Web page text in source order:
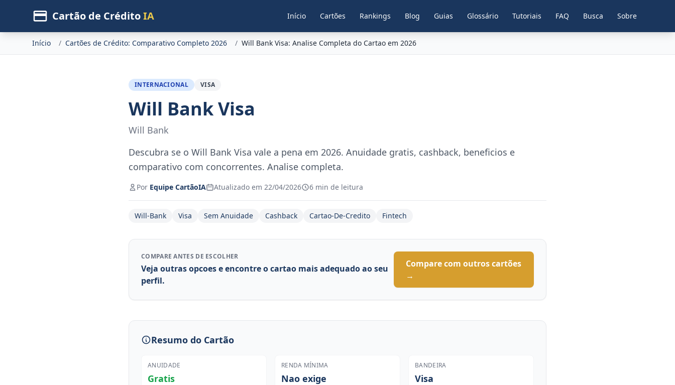
Cartão de CréditoIA Início Cartões Rankings Blog Guias Glossário Tutoriais FAQ Busca Sobre
Início / Cartões de Crédito: Comparativo Completo 2026 / Will Bank Visa: Analise Completa do Cartao em 2026
INTERNACIONAL VISA
Will Bank Visa
Will Bank
Descubra se o Will Bank Visa vale a pena em 2026. Anuidade gratis, cashback, beneficios e
comparativo com concorrentes. Analise completa.
Por Equipe CartãoIA Atualizado em 22/04/2026 6 min de leitura
Will-Bank Visa Sem Anuidade Cashback Cartao-De-Credito Fintech
COMPARE ANTES DE ESCOLHER
Veja outras opcoes e encontre o cartao mais adequado ao seu
perfil.
Compare com outros cartões
→
Resumo do Cartão
ANUIDADE
Gratis
RENDA MÍNIMA
Nao exige
BANDEIRA
Visa